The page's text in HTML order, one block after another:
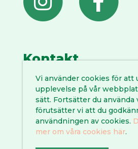
Kontakt
0935 145 00
liljaskolan@vannas.se
En del avVännäs kommun
Vi använder cookies för att
upplevelse på vår
sätt. Fortsätter du använda
förutsätter vi att du
användningen av cookies.
mer om våra cookies här.